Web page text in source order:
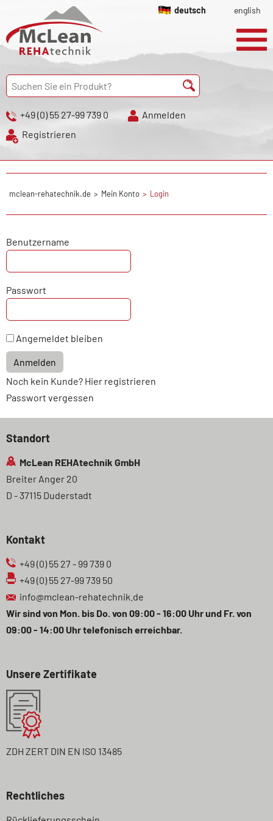
deutsch english
+49 (0) 55 27-99 739 0
Anmelden
Registrieren
mclean-rehatechnik.de Mein Konto Login
Benutzername
Passwort
Angemeldet bleiben
Anmelden
Noch kein Kunde? Hier registrieren
Passwort vergessen
Standort
McLean REHAtechnik GmbH
Breiter Anger 20
D - 37115 Duderstadt
Kontakt
+49 (0) 55 27 - 99 739 0
+49 (0) 55 27-99 739 50
info@mclean-rehatechnik.de
Wir sind von Mon. bis Do. von 09:00 - 16:00 Uhr und Fr. von
09:00 - 14:00 Uhr telefonisch erreichbar.
Unsere Zertifikate
ZDH ZERT DIN EN ISO 13485
Rechtliches